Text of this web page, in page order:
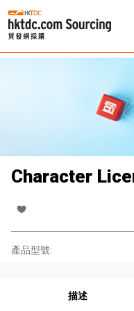
Character
產品型號:
描述